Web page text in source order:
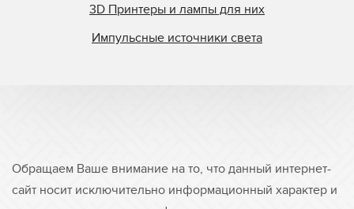
3D Принтеры и лампы для них
Импульсные источники света
Обращаем Ваше внимание на то, что данный интернет-
сайт носит исключительно информационный характер и